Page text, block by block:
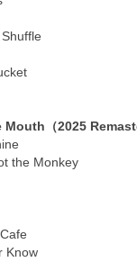
（2025
the Monkey
Know